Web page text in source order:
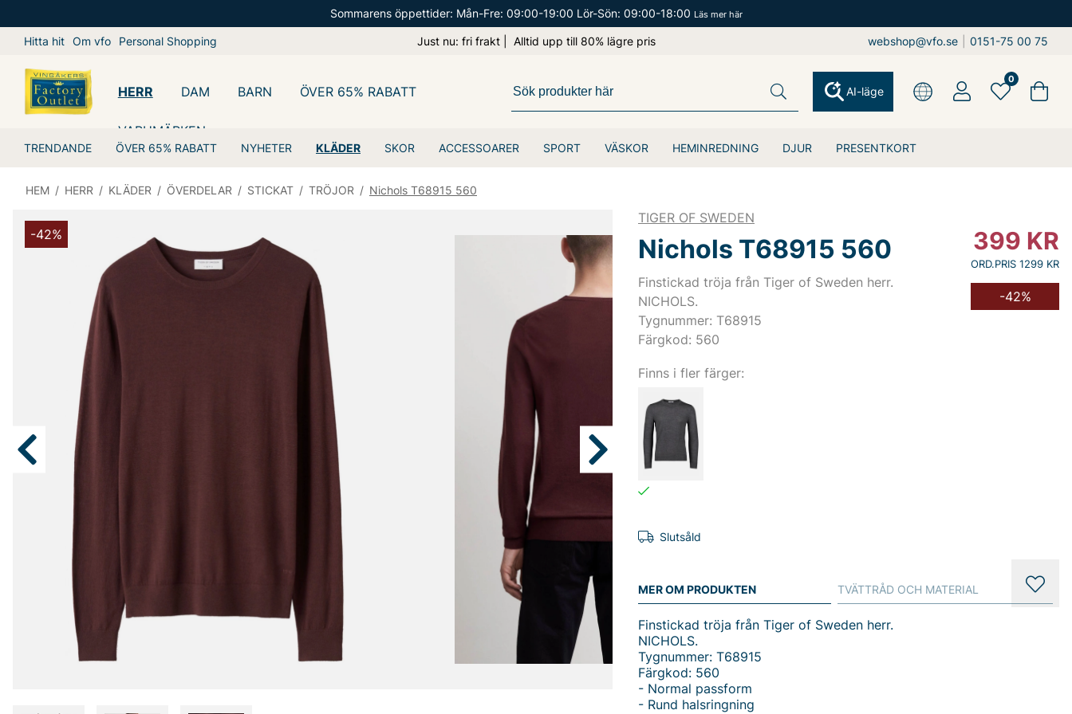
Sommarens öppettider: Mån-Fre: 09:00-19:00 Lör-Sön: 09:00-18:00 Läs mer här
Hitta hit Om vfo Personal Shopping Just nu: fri frakt | Alltid upp till 80% lägre pris webshop@vfo.se 0151-75 00 75
HERR
TRENDANDE ÖVER 65% RABATT NYHETER KLÄDER SKOR ACCESSOARER SPORT VÄSKOR HEMINREDNING DJUR PRESENTKORT
DAM BARN ÖVER 65% RABATT
VARUMÄRKEN
AI-läge
0
HEM / HERR / KLÄDER / ÖVERDELAR / STICKAT / TRÖJOR / Nichols T68915 560
-42%
TIGER OF SWEDEN
Nichols T68915 560
Finstickad tröja från Tiger of Sweden herr.
NICHOLS.
Tygnummer: T68915
Färgkod: 560
399 KR
ORD.PRIS 1299 KR
-42%
Finns i fler färger:
Slutsåld
MER OM PRODUKTEN
Finstickad tröja från Tiger of Sweden herr.
NICHOLS.
Tygnummer: T68915
Färgkod: 560
- Normal passform
- Rund halsringning
TVÄTTRÅD OCH MATERIAL